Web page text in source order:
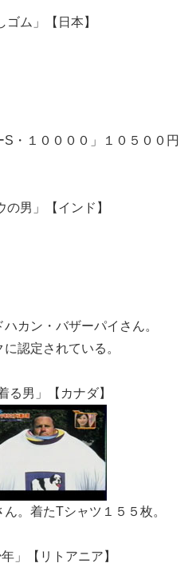
ム」【日本】
・１００００」１０５００円
男」【インド】
カン・バザーパイさん。
認定されている。
る男」【カナダ】
。着たTシャツ１５５枚。
」【リトアニア】